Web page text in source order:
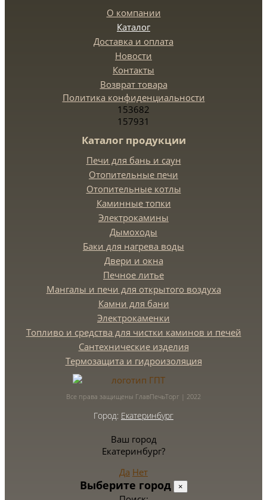
О компании
Каталог
Доставка и оплата
Новости
Контакты
Возврат товара
Политика конфиденциальности
153682
157931
Каталог продукции
Печи для бань и саун
Отопительные печи
Отопительные котлы
Каминные топки
Электрокамины
Дымоходы
Баки для нагрева воды
Двери и окна
Печное литье
Мангалы и печи для открытого воздуха
Камни для бани
Электрокаменки
Топливо и средства для чистки каминов и печей
Сантехнические изделия
Термозащита и гидроизоляция
Все права защищены ГлавПечьТорг | 2022
Город: Екатеринбург
Ваш город
Екатеринбург?
Да Нет
Выберите город ×